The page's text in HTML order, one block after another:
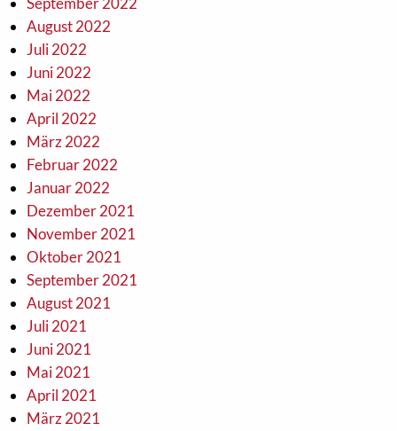
August 2022
Juli 2022
Juni 2022
Mai 2022
April 2022
März 2022
Februar 2022
Januar 2022
Dezember 2021
November 2021
Oktober 2021
September 2021
August 2021
Juli 2021
Juni 2021
Mai 2021
April 2021
März 2021